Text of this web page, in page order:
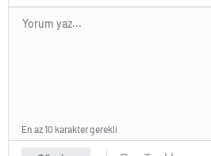
En az 10 karakter gerekli